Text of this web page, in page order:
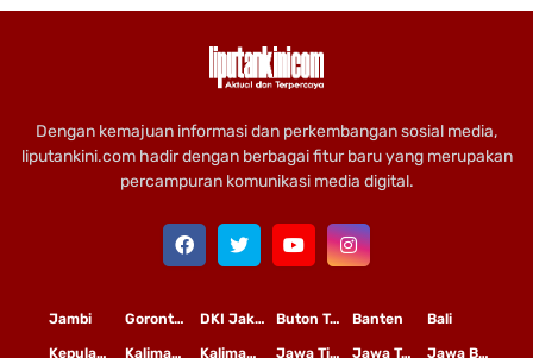
Dengan kemajuan informasi dan perkembangan sosial media,
liputankini.com hadir dengan berbagai fitur baru yang merupakan
percampuran komunikasi media digital.
Bali
Banten
Buton Tengah
DKI Jakarta
Gorontalo
Jambi
Jawa Barat
Jawa Tengah
Jawa Timur
Kalimantan Tengah
Kalimantan Timur
Kepulauan Riau